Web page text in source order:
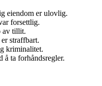
eiendom er ulovlig.
forsettlig.
av tillit.
straffbart.
kriminalitet.
å ta forhåndsregler.